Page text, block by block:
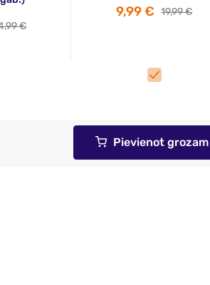
€
9,99 € 19,99 €
Pievienot grozam